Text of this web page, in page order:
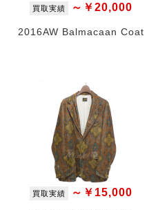
買取実績 ～￥20,000
2016AW Balmacaan Coat
買取実績 ～￥15,000